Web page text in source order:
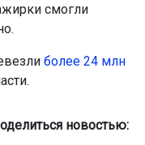
смогли
более 24 млн
новостью: